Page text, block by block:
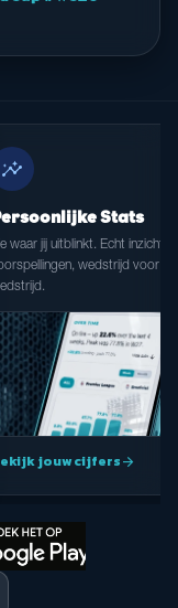
insights
Stats
waar jij uitblinkt. Echt inzicht in
wedstrijd voor
jouw cijfersarrow_forward